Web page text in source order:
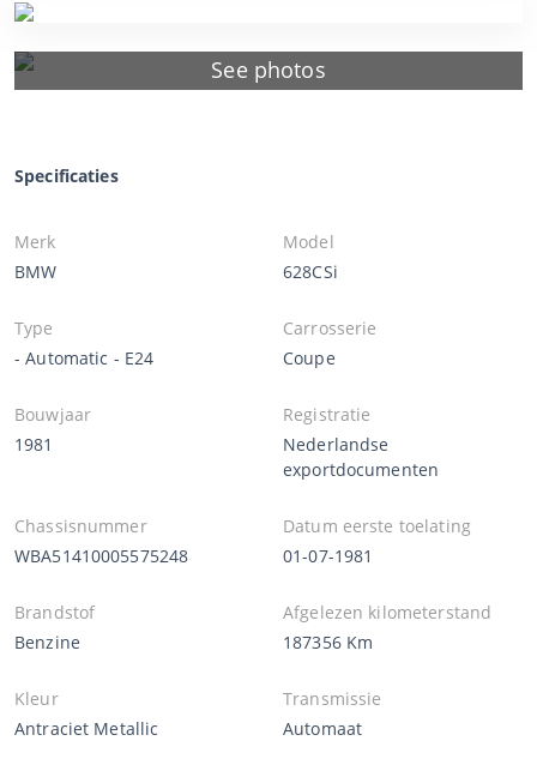
See photos
Specificaties
Merk
BMW
Model
628CSi
Type
- Automatic - E24
Carrosserie
Coupe
Bouwjaar
1981
Registratie
Nederlandse
exportdocumenten
Chassisnummer
WBA51410005575248
Datum eerste toelating
01-07-1981
Brandstof
Benzine
Afgelezen kilometerstand
187356 Km
Kleur
Antraciet Metallic
Transmissie
Automaat